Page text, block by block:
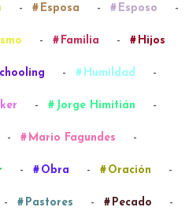
- Esposa - Esposo -
- Familia - Hijos
- Humildad -
- Jorge Himitián -
- Mario Fagundes -
- Obra - Oración -
- Pastores - Pecado -